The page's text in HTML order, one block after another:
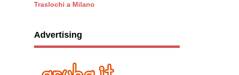
Traslochi a Milano
Advertising